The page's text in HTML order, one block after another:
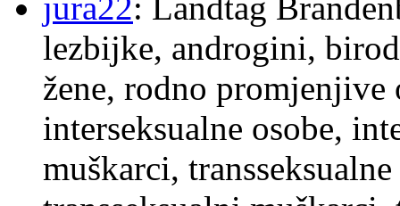
jura22: Landtag
lezbijke, androgini,
žene, rodno
interseksualne osobe,
muškarci,